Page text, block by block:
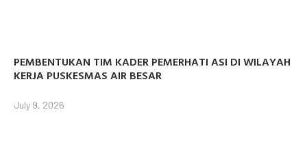
PEMBENTUKAN TIM KADER PEMERHATI ASI DI WILAYAH
KERJA PUSKESMAS AIR BESAR
July 9, 2026